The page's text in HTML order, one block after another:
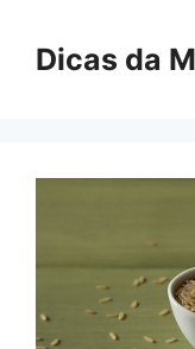
contentDicas da